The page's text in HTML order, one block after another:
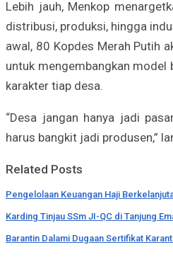
Lebih jauh, Menkop
distribusi, produksi, hingga
awal, 80 Kopdes Merah Putih
untuk mengembangkan model
karakter tiap desa.
“Desa jangan hanya jadi
harus bangkit jadi produsen,”
Related Posts
Pengelolaan Keuangan Haji
Karding Tinjau SSm JI-QC di Tanjung
Barantin Dalami Dugaan Sertifikat